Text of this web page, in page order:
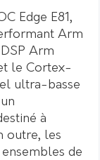
Edge E81,
Arm
Arm
le Cortex-
ultra-basse
à
outre, les
de